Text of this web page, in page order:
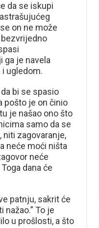
da se iskupi
on ne može
ga je navela
ugledom.
bi se spasio
pošto je on činio
je našao ono što
samo da se
niti zagovaranje,
neće moći ništa
neće
dana će
patnju, sakrit će
To je
u prošlosti, a što